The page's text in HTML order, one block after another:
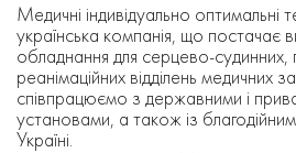
Медичні індивідуально оптимальні
українська компанія, що постачає
обладнання для серцево-судинних,
реанімаційних відділень медичних
співпрацюємо з державними і
установами, а також із
Україні.